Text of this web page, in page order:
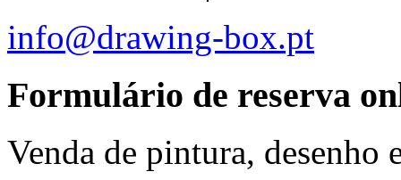
info@drawing-box.pt
Formulário de reserva
Venda de pintura,